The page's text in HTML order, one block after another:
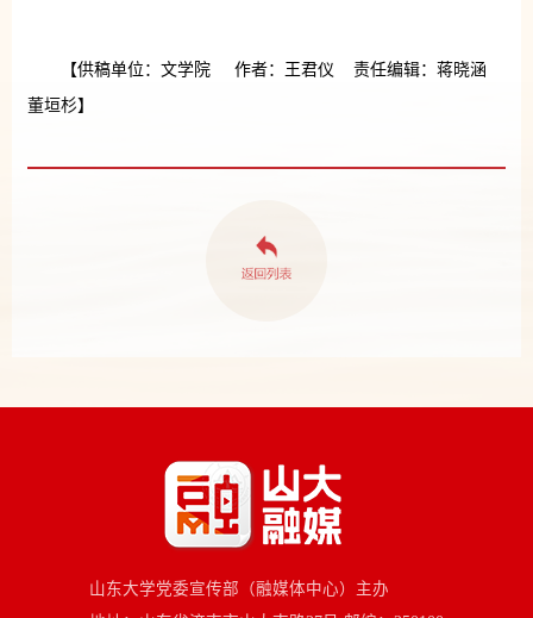
【供稿单位：文学院 作者：王君仪 责任编辑：蒋晓涵
董垣杉】
山东大学党委宣传部（融媒体中心）主办